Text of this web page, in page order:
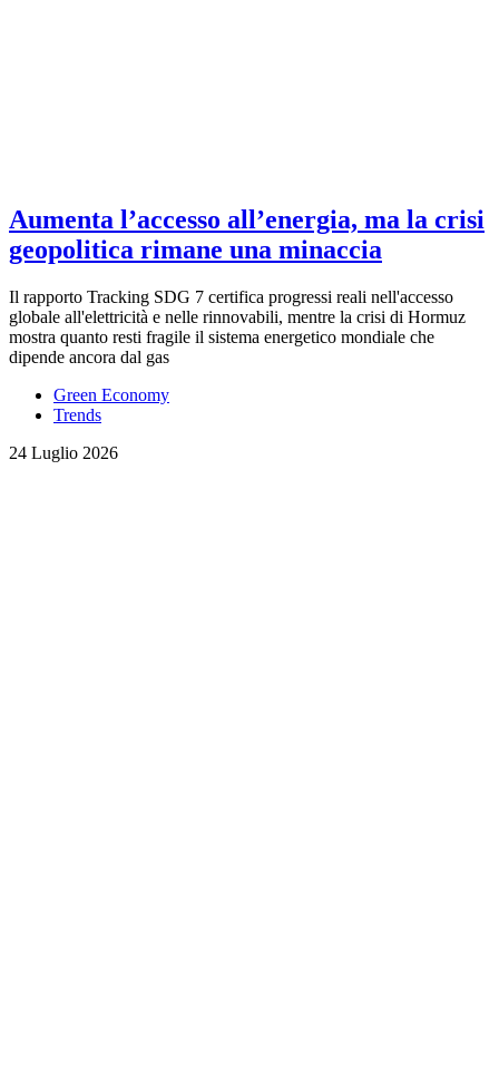
Aumenta l’accesso all’energia, ma la crisi
geopolitica rimane una minaccia
Il rapporto Tracking SDG 7 certifica progressi reali nell'accesso
globale all'elettricità e nelle rinnovabili, mentre la crisi di Hormuz
mostra quanto resti fragile il sistema energetico mondiale che
dipende ancora dal gas
Green Economy
Trends
24 Luglio 2026